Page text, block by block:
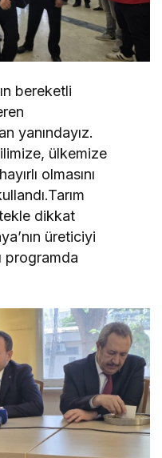
bereketli
yanındayız.
ülkemize
olmasını
dikkat
üreticiyi
programda